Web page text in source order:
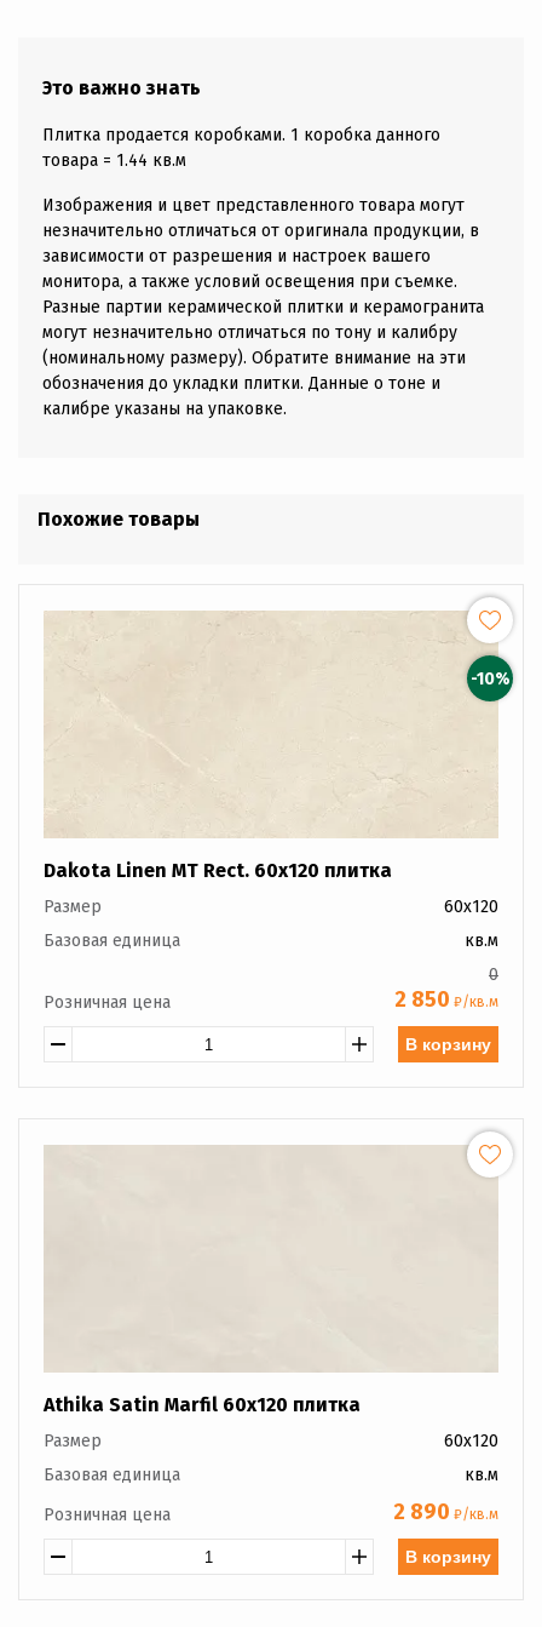
Это важно знать
Плитка продается коробками. 1 коробка данного
товара = 1.44 кв.м
Изображения и цвет представленного товара могут
незначительно отличаться от оригинала продукции, в
зависимости от разрешения и настроек вашего
монитора, а также условий освещения при съемке.
Разные партии керамической плитки и керамогранита
могут незначительно отличаться по тону и калибру
(номинальному размеру). Обратите внимание на эти
обозначения до укладки плитки. Данные о тоне и
калибре указаны на упаковке.
Похожие товары
-10%
Dakota Linen MT Rect. 60x120 плитка
Размер
60x120
Базовая единица
кв.м
Розничная цена
0
2 850 ₽/кв.м
В корзину
Athika Satin Marfil 60x120 плитка
Размер
60x120
Базовая единица
кв.м
Розничная цена
2 890 ₽/кв.м
В корзину